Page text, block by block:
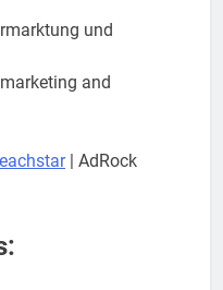
und
and
| AdRock